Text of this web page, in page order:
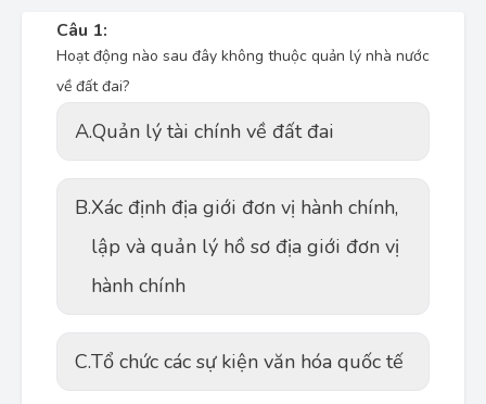
Câu 1:
Hoạt động nào sau đây không thuộc quản lý nhà nước
về đất đai?
A.Quản lý tài chính về đất đai
B.Xác định địa giới đơn vị hành chính,
lập và quản lý hồ sơ địa giới đơn vị
hành chính
C.Tổ chức các sự kiện văn hóa quốc tế